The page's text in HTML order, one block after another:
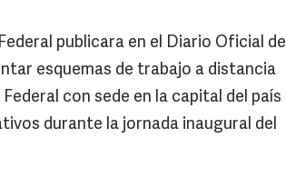
publicara en el Diario Oficial de
esquemas de trabajo a distancia
con sede en la capital del país
durante la jornada inaugural del